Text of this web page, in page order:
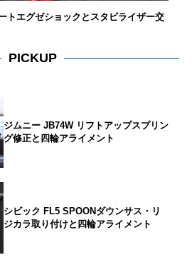
トエグゼショックとスタビライザー交
PICKUP
ジムニー JB74W リフトアップスプリン
グ修正と四輪アライメント
シビック FL5 SPOONダウンサス・リ
ジカラ取り付けと四輪アライメント